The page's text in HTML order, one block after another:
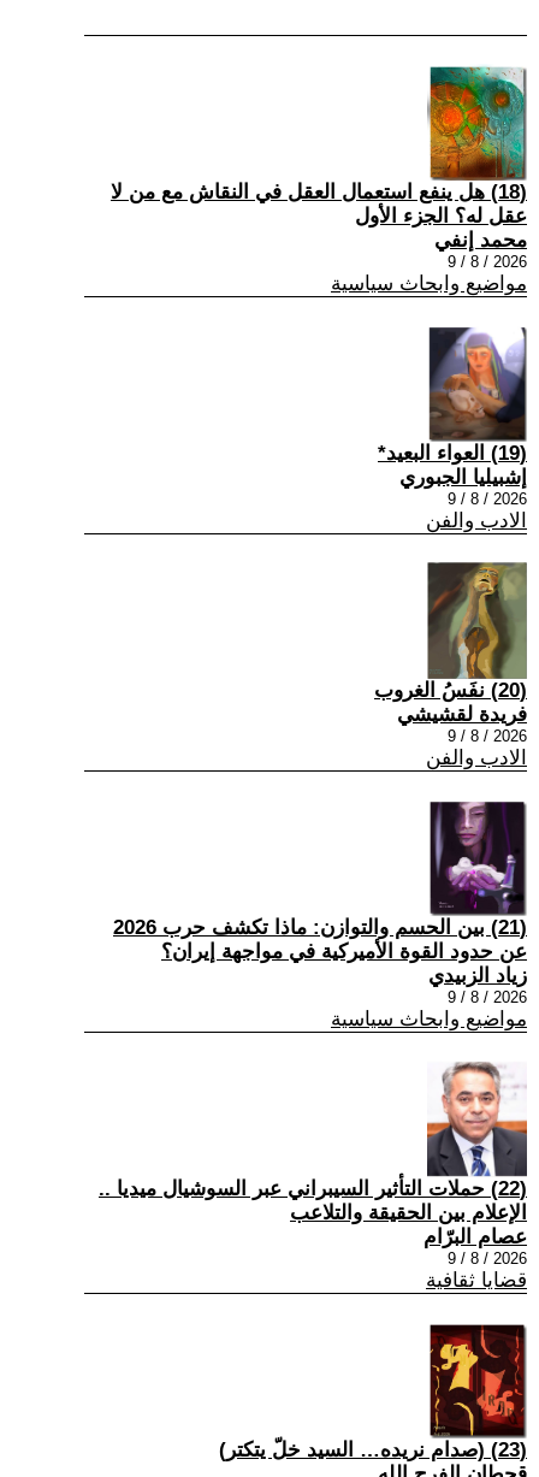
(18) هل ينفع استعمال العقل في النقاش مع من لا
عقل له؟ الجزء الأول
محمد إنفي
2026 / 8 / 9
مواضيع وابحاث سياسية
(19) العواء البعيد*
إشبيليا الجبوري
2026 / 8 / 9
الادب والفن
(20) نفَسُ الغروب
فريدة لقشيشي
2026 / 8 / 9
الادب والفن
(21) بين الحسم والتوازن: ماذا تكشف حرب 2026
عن حدود القوة الأميركية في مواجهة إيران؟
زياد الزبيدي
2026 / 8 / 9
مواضيع وابحاث سياسية
(22) حملات التأثير السيبراني عبر السوشيال ميديا ..
الإعلام بين الحقيقة والتلاعب
عصام البرّام
2026 / 8 / 9
قضايا ثقافية
(23) (صدام نريده… السيد خلّ يتكتر)